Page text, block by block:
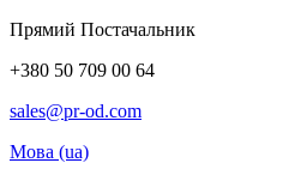
Прямий Постачальник
+380 50 709 00 64
sales@pr-od.com
Мова (ua)